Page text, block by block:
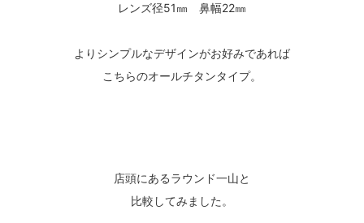
レンズ径51㎜ 鼻幅22㎜
よりシンプルなデザインがお好みであれば
こちらのオールチタンタイプ。
店頭にあるラウンド一山と
比較してみました。